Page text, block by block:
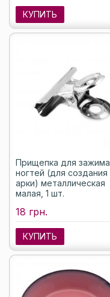
КУПИТЬ
Прищепка для зажима
ногтей (для создания
арки) металлическая
малая, 1 шт.
18 грн.
КУПИТЬ